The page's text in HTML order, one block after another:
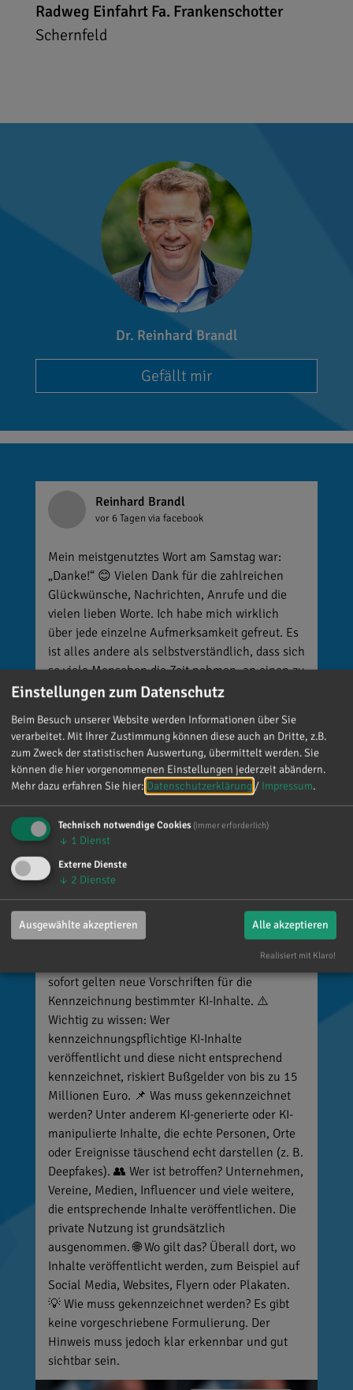
Radweg Einfahrt Fa. Frankenschotter
Schernfeld
Dr. Reinhard Brandl
Gefällt mir
Reinhard Brandl
vor 6 Tagen via facebook
Mein meistgenutztes Wort am Samstag war:
„Danke!“ 😊 Vielen Dank für die zahlreichen
Glückwünsche, Nachrichten, Anrufe und die
vielen lieben Worte. Ich habe mich wirklich
über jede einzelne Aufmerksamkeit gefreut. Es
ist alles andere als selbstverständlich, dass sich
so viele Menschen die Zeit nehmen, an einen zu
denken. Umso mehr weiß ich das zu schätzen.
Reinhard Brandl
vor 1 Woche
🚨 Neues EU-Gesetz seit dem 2. August! Ab
sofort gelten neue Vorschriften für die
Kennzeichnung bestimmter KI-Inhalte. ⚠️
Wichtig zu wissen: Wer
kennzeichnungspflichtige KI-Inhalte
veröffentlicht und diese nicht entsprechend
kennzeichnet, riskiert Bußgelder von bis zu 15
Millionen Euro. 📌 Was muss gekennzeichnet
werden? Unter anderem KI-generierte oder KI-
manipulierte Inhalte, die echte Personen, Orte
oder Ereignisse täuschend echt darstellen (z. B.
Deepfakes). 👥 Wer ist betroffen? Unternehmen,
Vereine, Medien, Influencer und viele weitere,
die entsprechende Inhalte veröffentlichen. Die
private Nutzung ist grundsätzlich
ausgenommen. 🌐 Wo gilt das? Überall dort, wo
Inhalte veröffentlicht werden, zum Beispiel auf
Social Media, Websites, Flyern oder Plakaten.
💡 Wie muss gekennzeichnet werden? Es gibt
keine vorgeschriebene Formulierung. Der
Hinweis muss jedoch klar erkennbar und gut
sichtbar sein.
Einstellungen zum Datenschutz
Beim Besuch unserer Website werden Informationen über Sie
verarbeitet. Mit Ihrer Zustimmung können diese auch an Dritte, z.B.
zum Zweck der statistischen Auswertung, übermittelt werden. Sie
können die hier vorgenommenen Einstellungen jederzeit abändern.
Mehr dazu erfahren Sie hier: Datenschutzerklärung / Impressum.
Technisch notwendige Cookies (immer erforderlich)
↓ 1 Dienst
Externe Dienste
↓ 2 Dienste
Ausgewählte akzeptieren Alle akzeptieren
Realisiert mit Klaro!